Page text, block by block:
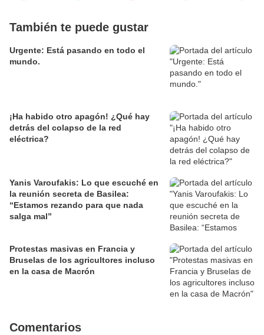
También te puede gustar
Urgente: Está pasando en todo el
mundo.
¡Ha habido otro apagón! ¿Qué hay
detrás del colapso de la red
eléctrica?
Yanis Varoufakis: Lo que escuché en
la reunión secreta de Basilea:
“Estamos rezando para que nada
salga mal”
Protestas masivas en Francia y
Bruselas de los agricultores incluso
en la casa de Macrón
Comentarios